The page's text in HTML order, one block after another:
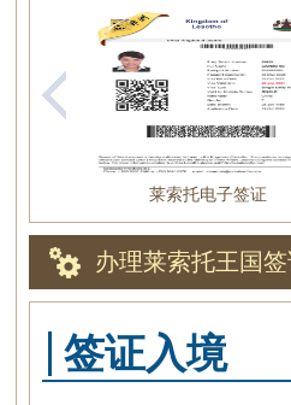
莱索托电子签证
办理莱索托王国
签证入境